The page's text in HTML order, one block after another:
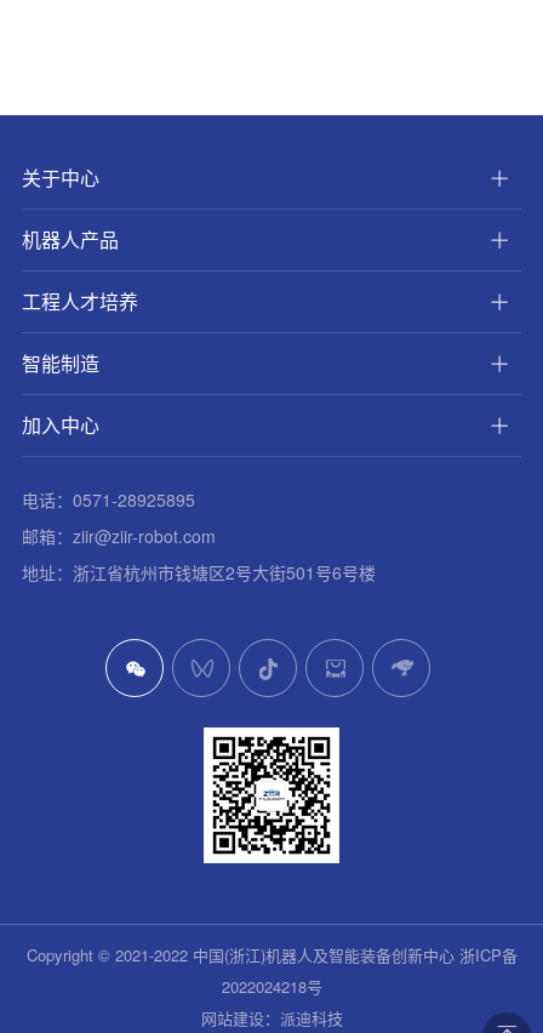
关于中心
机器人产品
工程人才培养
智能制造
加入中心
电话：0571-28925895
邮箱：ziir@ziir-robot.com
地址：浙江省杭州市钱塘区2号大街501号6号楼
Copyright © 2021-2022 中国(浙江)机器人及智能装备创新中心 浙ICP备
2022024218号
网站建设：派迪科技